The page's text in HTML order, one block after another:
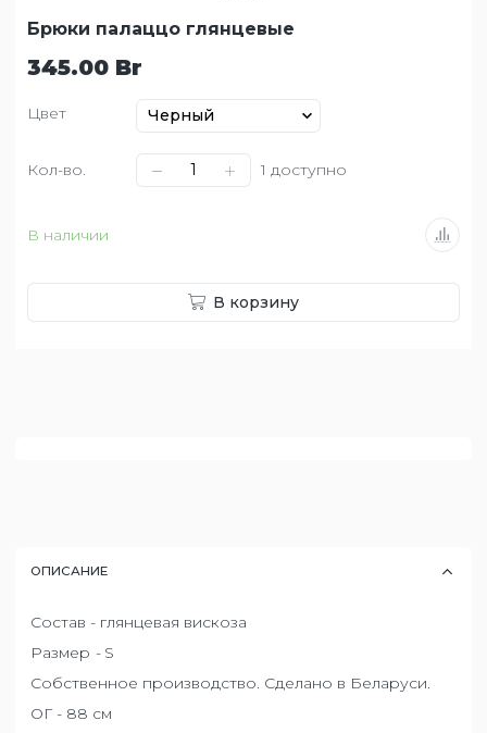
Брюки палаццо глянцевые
В наличии
345.00 Br
Цвет
Кол-во. 1 доступно
В корзину
ОПИСАНИЕ
Состав - глянцевая вискоза
Размер - S
Собственное производство. Сделано в Беларуси.
ОГ - 88 см